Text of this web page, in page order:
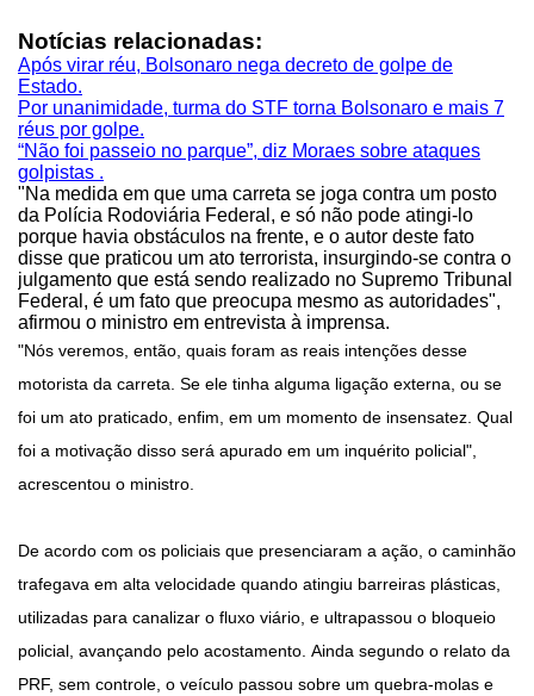
Notícias relacionadas:
Após virar réu, Bolsonaro nega decreto de golpe de
Estado.
Por unanimidade, turma do STF torna Bolsonaro e mais 7
réus por golpe.
“Não foi passeio no parque”, diz Moraes sobre ataques
golpistas .
"Na medida em que uma carreta se joga contra um posto
da Polícia Rodoviária Federal, e só não pode atingi-lo
porque havia obstáculos na frente, e o autor deste fato
disse que praticou um ato terrorista, insurgindo-se contra o
julgamento que está sendo realizado no Supremo Tribunal
Federal, é um fato que preocupa mesmo as autoridades",
afirmou o ministro em entrevista à imprensa.
"Nós veremos, então, quais foram as reais intenções desse
motorista da carreta. Se ele tinha alguma ligação externa, ou se
foi um ato praticado, enfim, em um momento de insensatez. Qual
foi a motivação disso será apurado em um inquérito policial",
acrescentou o ministro.
De acordo com os policiais que presenciaram a ação, o caminhão
trafegava em alta velocidade quando atingiu barreiras plásticas,
utilizadas para canalizar o fluxo viário, e ultrapassou o bloqueio
policial, avançando pelo acostamento. Ainda segundo o relato da
PRF, sem controle, o veículo passou sobre um quebra-molas e